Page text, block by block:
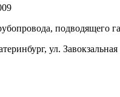
ул.